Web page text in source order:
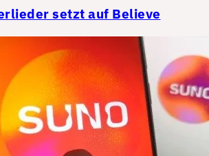
setzt auf Believe